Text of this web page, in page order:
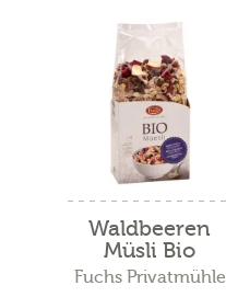
Waldbeeren
Müsli Bio
Fuchs Privatmühle